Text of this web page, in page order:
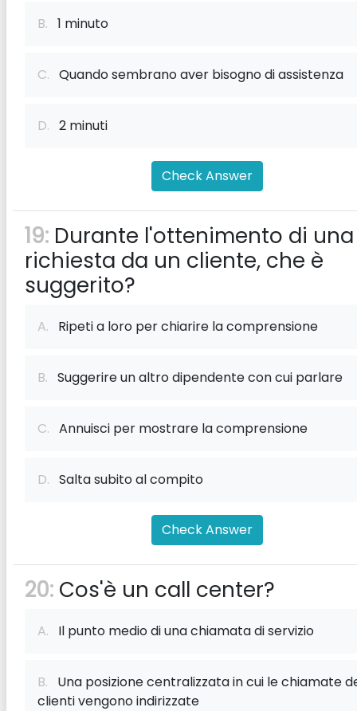
B. 1 minuto
C. Quando sembrano aver bisogno di assistenza
D. 2 minuti
Check Answer
19: Durante l'ottenimento di una
richiesta da un cliente, che è
suggerito?
A. Ripeti a loro per chiarire la comprensione
B. Suggerire un altro dipendente con cui parlare
C. Annuisci per mostrare la comprensione
D. Salta subito al compito
Check Answer
20: Cos'è un call center?
A. Il punto medio di una chiamata di servizio
B. Una posizione centralizzata in cui le chiamate
clienti vengono indirizzate